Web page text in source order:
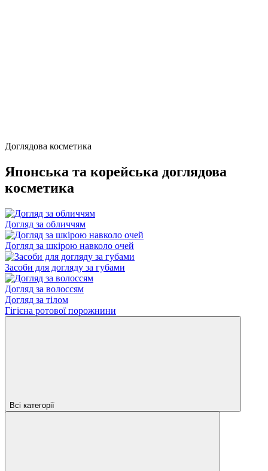
Доглядова косметика
Японська та корейська доглядова
косметика
Догляд за обличчям
Догляд за шкірою навколо очей
3асоби для догляду за губами
Догляд за волоссям
Догляд за тілом
Гігієна ротової порожнини
Всі категорії